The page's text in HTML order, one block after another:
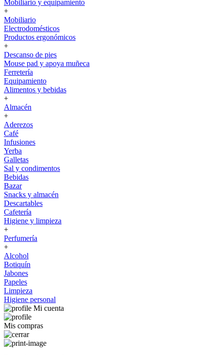
Mobiliario y equipamiento
+
Mobiliario
Electrodomésticos
Productos ergonómicos
+
Descanso de pies
Mouse pad y apoya muñeca
Ferretería
Equipamiento
Alimentos y bebidas
+
Almacén
+
Aderezos
Café
Infusiones
Yerba
Galletas
Sal y condimentos
Bebidas
Bazar
Snacks y almacén
Descartables
Cafetería
Higiene y limpieza
+
Perfumería
+
Alcohol
Botiquín
Jabones
Papeles
Limpieza
Higiene personal
Mi cuenta
Mis compras